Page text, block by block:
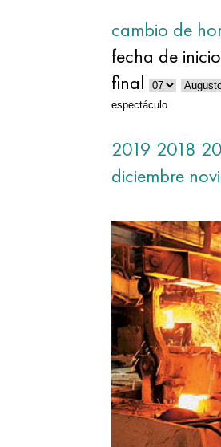
cambio de
fecha de inicio
final
espectáculo
2019 2018
diciembre